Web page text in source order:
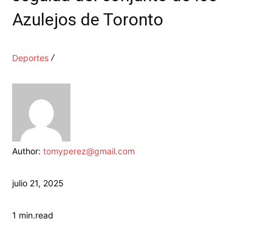
Azulejos de Toronto
Deportes
Author: tomyperez@gmail.com
julio 21, 2025
1 min.read